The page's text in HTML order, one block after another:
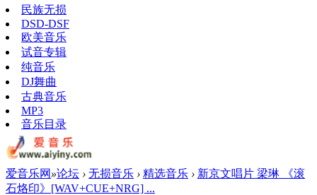
民族无损
DSD-DSF
欧美音乐
试音专辑
纯音乐
DJ舞曲
古典音乐
MP3
音乐目录
爱音乐网 »论坛 › 无损音乐 › 精选音乐 › 新京文唱片 梁琳 《滚
石烙印》[WAV+CUE+NRG] ...